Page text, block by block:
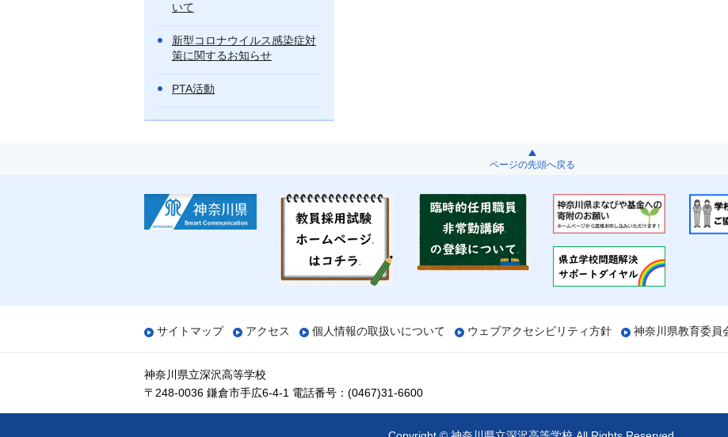
いて
新型コロナウイルス感染症対
策に関するお知らせ
PTA活動
ページの先頭へ戻る
サイトマップ アクセス 個人情報の取扱いについて ウェブアクセシビリティ方針 神奈川県教育委員
神奈川県立深沢高等学校
〒248-0036 鎌倉市手広6-4-1 電話番号：(0467)31-6600